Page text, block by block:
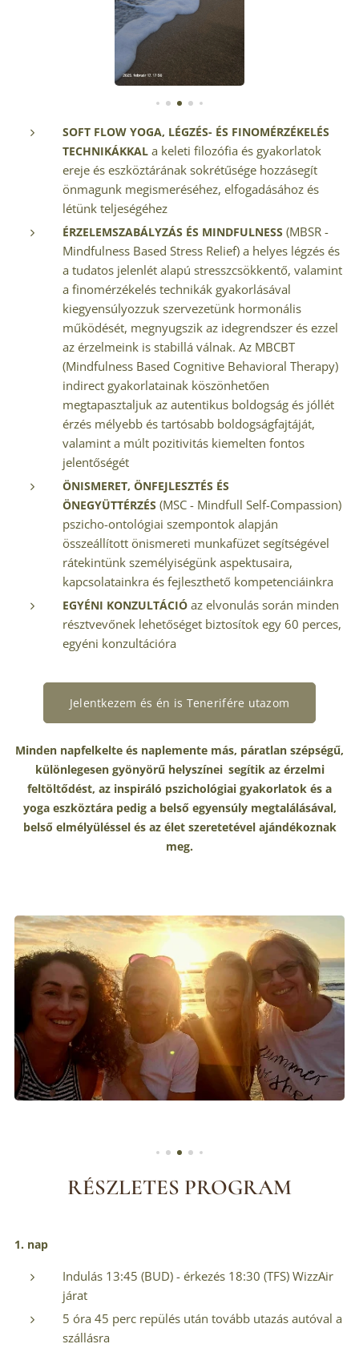
SOFT FLOW YOGA, LÉGZÉS- ÉS FINOMÉRZÉKELÉS
TECHNIKÁKKAL a keleti filozófia és gyakorlatok
ereje és eszköztárának sokrétűsége hozzásegít
önmagunk megismeréséhez, elfogadásához és
létünk teljeségéhez
ÉRZELEMSZABÁLYZÁS ÉS MINDFULNESS (MBSR -
Mindfulness Based Stress Relief) a helyes légzés és
a tudatos jelenlét alapú stresszcsökkentő, valamint
a finomérzékelés technikák gyakorlásával
kiegyensúlyozzuk szervezetünk hormonális
működését, megnyugszik az idegrendszer és ezzel
az érzelmeink is stabillá válnak. Az MBCBT
(Mindfulness Based Cognitive Behavioral Therapy)
indirect gyakorlatainak köszönhetően
megtapasztaljuk az autentikus boldogság és jóllét
érzés mélyebb és tartósabb boldogságfajtáját,
valamint a múlt pozitivitás kiemelten fontos
jelentőségét
ÖNISMERET, ÖNFEJLESZTÉS ÉS
ÖNEGYÜTTÉRZÉS (MSC - Mindfull Self-Compassion)
pszicho-ontológiai szempontok alapján
összeállított önismereti munkafüzet segítségével
rátekintünk személyiségünk aspektusaira,
kapcsolatainkra és fejleszthető kompetenciáinkra
EGYÉNI KONZULTÁCIÓ az elvonulás során minden
résztvevőnek lehetőséget biztosítok egy 60 perces,
egyéni konzultációra
Jelentkezem és én is Tenerifére utazom
Minden napfelkelte és naplemente más, páratlan szépségű,
különlegesen gyönyörű helyszínei segítik az érzelmi
feltöltődést, az inspiráló pszichológiai gyakorlatok és a
yoga eszköztára pedig a belső egyensúly megtalálásával,
belső elmélyüléssel és az élet szeretetével ajándékoznak
meg.
RÉSZLETES PROGRAM
1. nap
Indulás 13:45 (BUD) - érkezés 18:30 (TFS) WizzAir
járat
5 óra 45 perc repülés után tovább utazás autóval a
szállásra